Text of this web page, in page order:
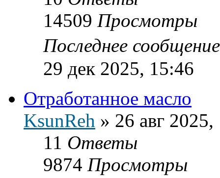
14509 Просмотры
Последнее
29 дек 2025, 15:46
Отработанное масло
KsunReh » 26 авг
11 Ответы
9874 Просмотры